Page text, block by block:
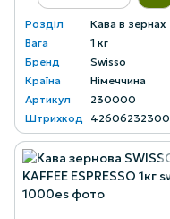
Розділ
Кава в зернах
Вага
1 кг
Бренд
Swisso
Країна
Німеччина
Артикул
230000
Штрихкод